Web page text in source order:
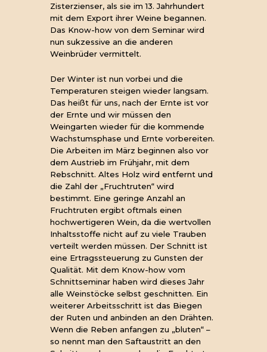
Zisterzienser, als sie im 13. Jahrhundert
mit dem Export ihrer Weine begannen.
Das Know-how von dem Seminar wird
nun sukzessive an die anderen
Weinbrüder vermittelt.
Der Winter ist nun vorbei und die
Temperaturen steigen wieder langsam.
Das heißt für uns, nach der Ernte ist vor
der Ernte und wir müssen den
Weingarten wieder für die kommende
Wachstumsphase und Ernte vorbereiten.
Die Arbeiten im März beginnen also vor
dem Austrieb im Frühjahr, mit dem
Rebschnitt. Altes Holz wird entfernt und
die Zahl der „Fruchtruten“ wird
bestimmt. Eine geringe Anzahl an
Fruchtruten ergibt oftmals einen
hochwertigeren Wein, da die wertvollen
Inhaltsstoffe nicht auf zu viele Trauben
verteilt werden müssen. Der Schnitt ist
eine Ertragssteuerung zu Gunsten der
Qualität. Mit dem Know-how vom
Schnittseminar haben wird dieses Jahr
alle Weinstöcke selbst geschnitten. Ein
weiterer Arbeitsschritt ist das Biegen
der Ruten und anbinden an den Drähten.
Wenn die Reben anfangen zu „bluten“ –
so nennt man den Saftaustritt an den